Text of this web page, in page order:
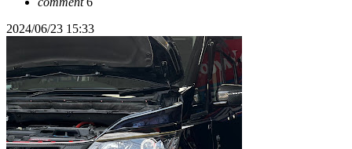
2024/06/23 15:33